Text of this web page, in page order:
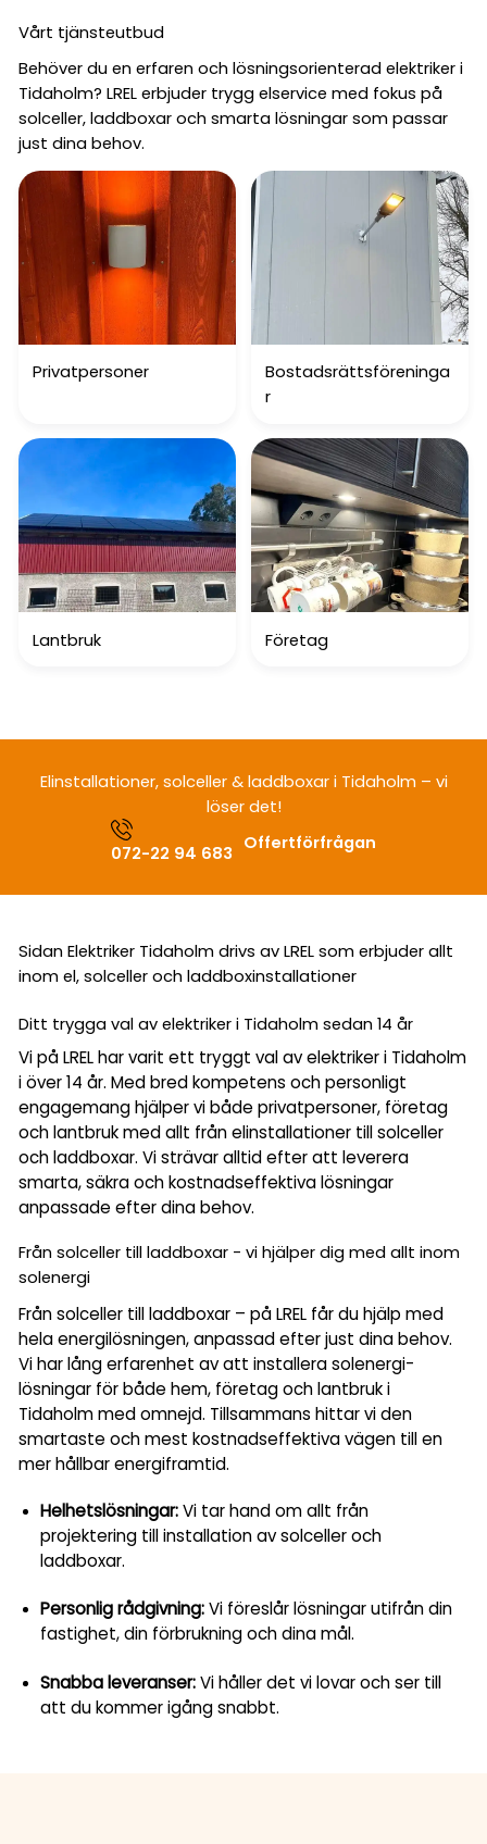
Vårt tjänsteutbud
Behöver du en erfaren och lösningsorienterad elektriker i
Tidaholm? LREL erbjuder trygg elservice med fokus på
solceller, laddboxar och smarta lösningar som passar
just dina behov.
Privatpersoner
Bostadsrättsföreninga
r
Lantbruk Företag
Elinstallationer, solceller & laddboxar i Tidaholm – vi
löser det!
072-22 94 683 Offertförfrågan
Sidan Elektriker Tidaholm drivs av LREL som erbjuder allt
inom el, solceller och laddboxinstallationer
Ditt trygga val av elektriker i Tidaholm sedan 14 år
Vi på LREL har varit ett tryggt val av elektriker i Tidaholm
i över 14 år. Med bred kompetens och personligt
engagemang hjälper vi både privatpersoner, företag
och lantbruk med allt från elinstallationer till solceller
och laddboxar. Vi strävar alltid efter att leverera
smarta, säkra och kostnadseffektiva lösningar
anpassade efter dina behov.
Från solceller till laddboxar - vi hjälper dig med allt inom
solenergi
Från solceller till laddboxar – på LREL får du hjälp med
hela energilösningen, anpassad efter just dina behov.
Vi har lång erfarenhet av att installera solenergi­
lösningar för både hem, företag och lantbruk i
Tidaholm med omnejd. Tillsammans hittar vi den
smartaste och mest kostnadseffektiva vägen till en
mer hållbar energiframtid.
Helhetslösningar:Vi tar hand om allt från
projektering till installation av solceller och
laddboxar.
Personlig rådgivning:Vi föreslår lösningar utifrån din
fastighet, din förbrukning och dina mål.
Snabba leveranser:Vi håller det vi lovar och ser till
att du kommer igång snabbt.